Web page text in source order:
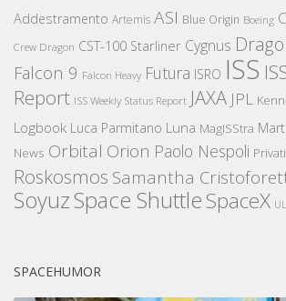
Addestramento Artemis ASI Blue Origin Boeing
Crew Dragon CST-100 Starliner Cygnus
Falcon 9 Falcon Heavy Futura ISRO ISS
Report ISS Weekly Status Report JAXA JPL
Logbook Luca Parmitano Luna MagISStra
News Orbital Orion Paolo Nespoli Privati
Roskosmos Samantha
SoyuzSpace ShuttleSpaceX
SPACEHUMOR